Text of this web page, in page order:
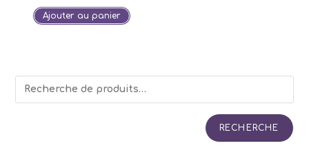
Ajouter au panier
RECHERCHE